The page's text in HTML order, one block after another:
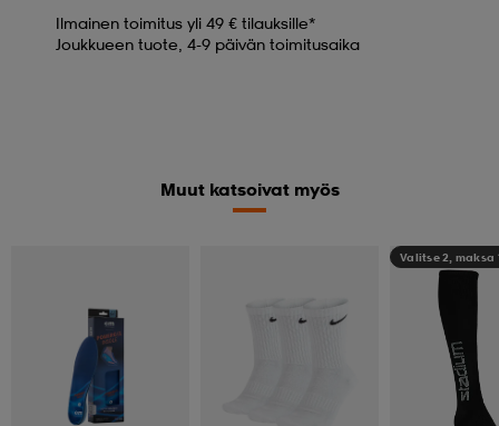
Ilmainen toimitus yli 49 € tilauksille*
Joukkueen tuote, 4-9 päivän toimitusaika
Muut katsoivat myös
Valitse 2, maksa